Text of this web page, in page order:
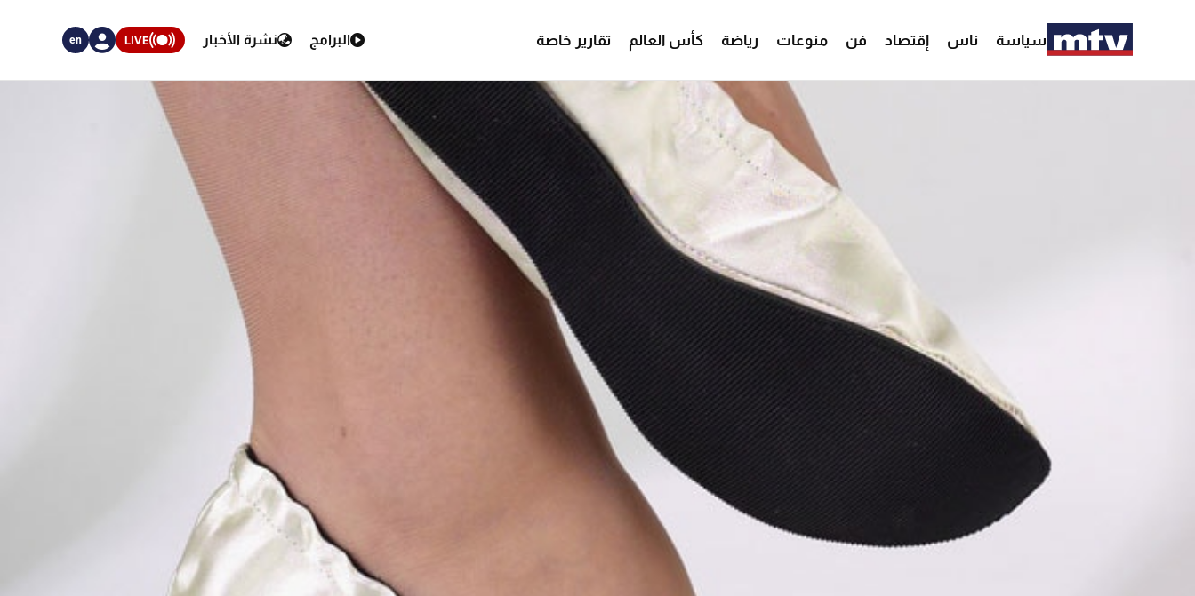
سياسة ناس إقتصاد فن منوعات رياضة كأس العالم تقارير خاصة البرامج نشرة الأخبار LIVE
en